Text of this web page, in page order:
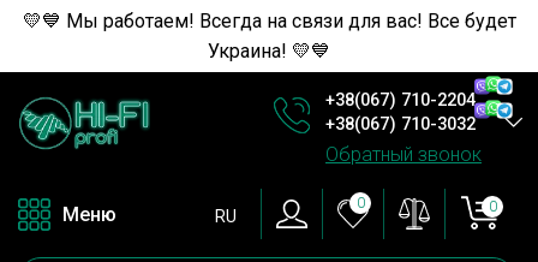
💛💙 Мы работаем! Всегда на связи для вас! Все будет
Украина! 💛💙
+38(067) 710-2204
+38(067) 710-3032
Обратный звонок
Меню RU
0 0